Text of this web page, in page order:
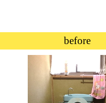
before